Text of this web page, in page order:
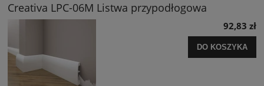
Creativa LPC-06M Listwa przypodłogowa
92,83 zł
DO KOSZYKA